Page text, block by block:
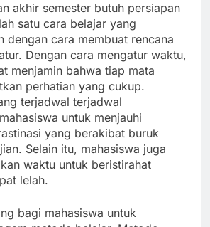
akhir semester butuh persiapan
satu cara belajar yang
dengan cara membuat rencana
Dengan cara mengatur waktu,
menjamin bahwa tiap mata
perhatian yang cukup.
terjadwal terjadwal
untuk menjauhi
yang berakibat buruk
Selain itu, mahasiswa juga
waktu untuk beristirahat
lelah.
bagi mahasiswa untuk